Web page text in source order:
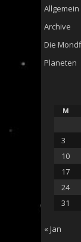
Allgemein
Archive
Die
Planeten
M
3
10
17
24
31
« Jan